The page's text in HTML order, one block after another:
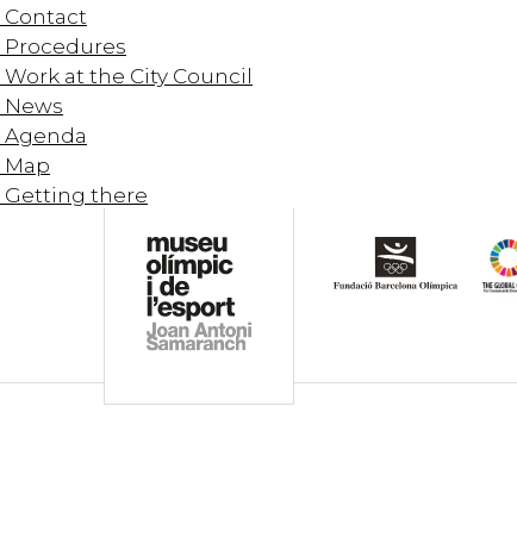
Contact
Procedures
Work at the City Council
News
Agenda
Map
Getting there